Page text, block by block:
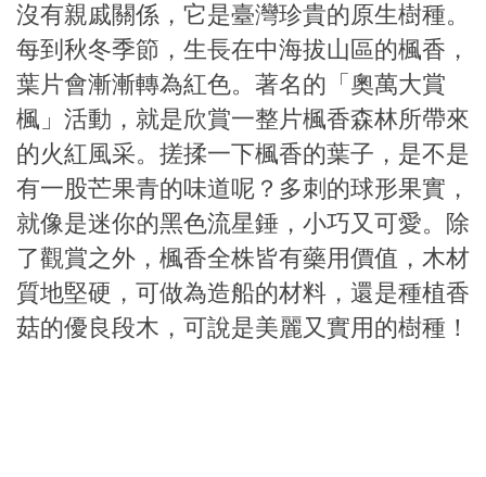
沒有親戚關係，它是臺灣珍貴的原生樹種。
每到秋冬季節，生長在中海拔山區的楓香，
葉片會漸漸轉為紅色。著名的「奧萬大賞
楓」活動，就是欣賞一整片楓香森林所帶來
的火紅風采。搓揉一下楓香的葉子，是不是
有一股芒果青的味道呢？多刺的球形果實，
就像是迷你的黑色流星錘，小巧又可愛。除
了觀賞之外，楓香全株皆有藥用價值，木材
質地堅硬，可做為造船的材料，還是種植香
菇的優良段木，可說是美麗又實用的樹種！